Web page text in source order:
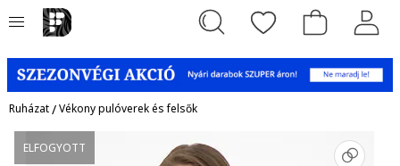
Ruházat/Vékony pulóverek és felsők
ELFOGYOTT